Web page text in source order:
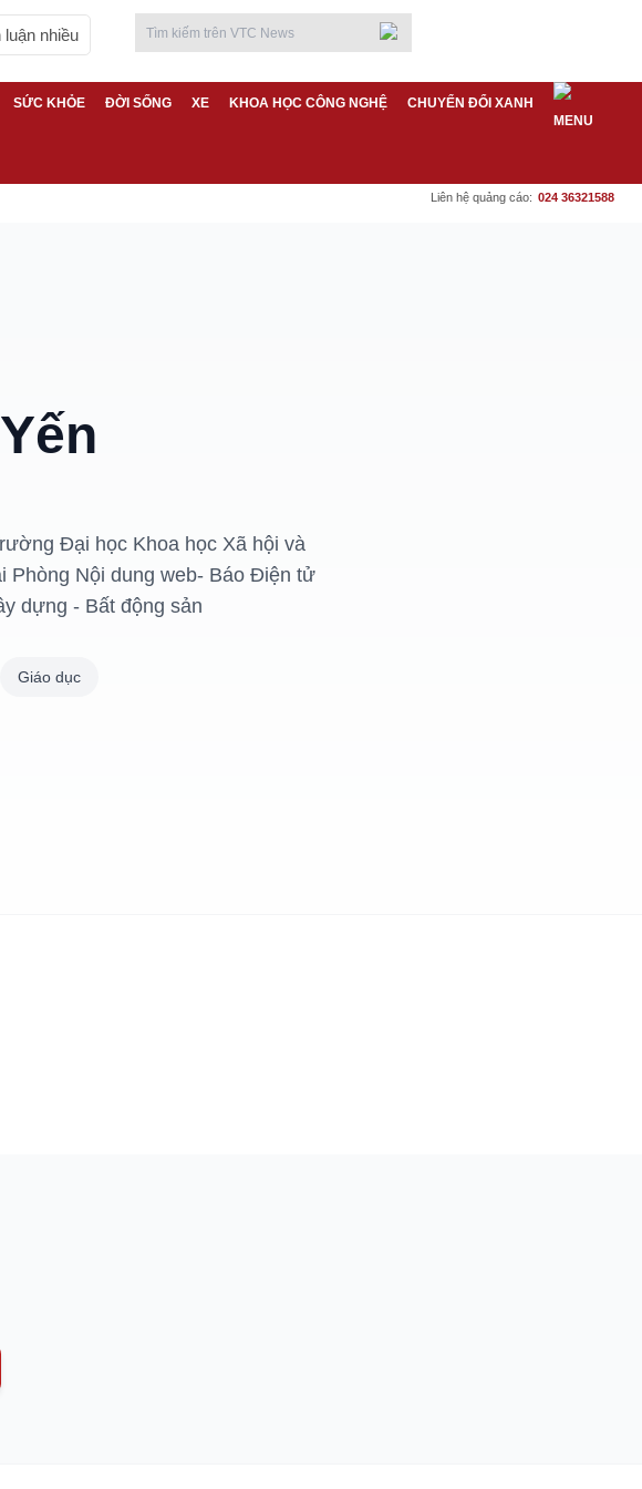
luận nhiều
SỨC KHỎE ĐỜI SỐNG XE KHOA HỌC CÔNG NGHỆ CHUYỂN ĐỔI XANH
Liên hệ quảng cáo: 024 36321588
Đại học Khoa học Xã hội và
Phòng Nội dung web- Báo Điện tử
dựng - Bất động sản
Giáo dục